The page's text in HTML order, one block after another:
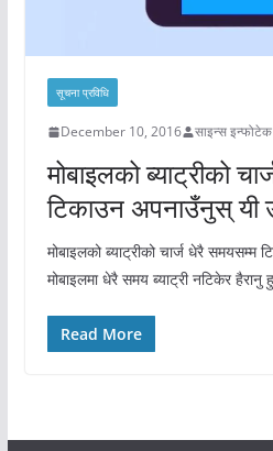
सूचना प्रविधि
December 10, 2016 साइन्स इन्फोटेक
मोबाइलको ब्याट्रीको
टिकाउन अपनाउँनुस् यी
मोबाइलको ब्याट्रीको चार्ज धेरै
मोबाइलमा धेरै समय ब्याट्री नटिकेर
Read More